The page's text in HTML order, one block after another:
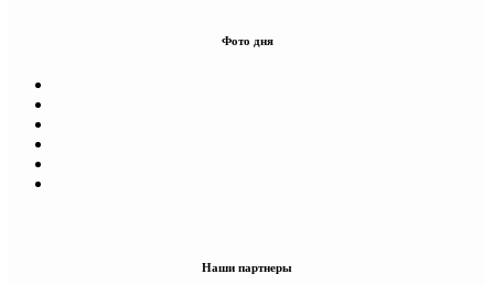
Фото дня
Наши партнеры